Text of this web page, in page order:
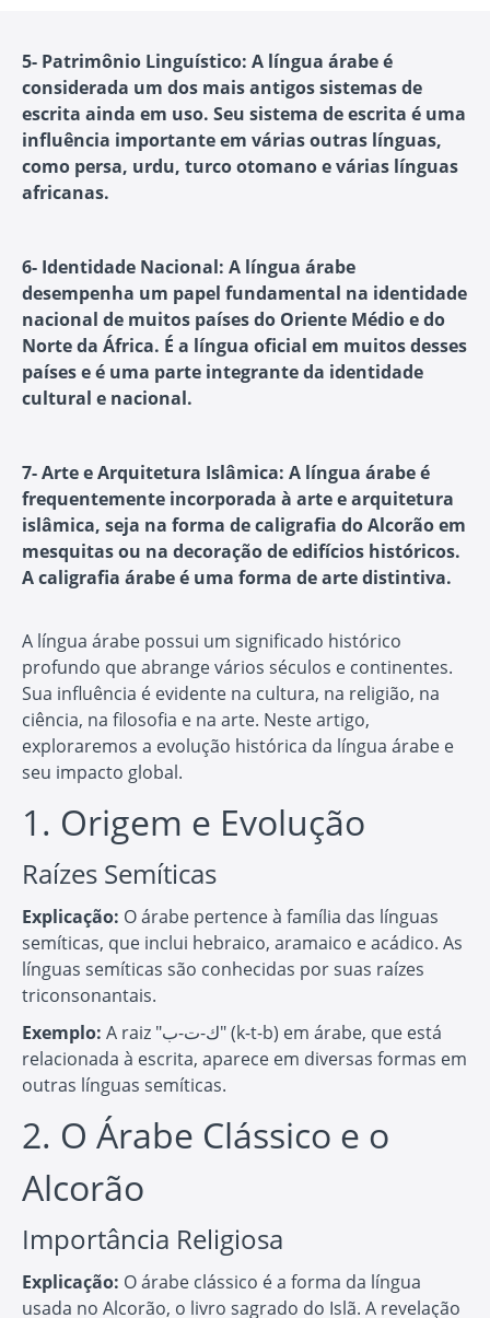
5- Patrimônio Linguístico: A língua árabe é
considerada um dos mais antigos sistemas de
escrita ainda em uso. Seu sistema de escrita é uma
influência importante em várias outras línguas,
como persa, urdu, turco otomano e várias línguas
africanas.
6- Identidade Nacional: A língua árabe
desempenha um papel fundamental na identidade
nacional de muitos países do Oriente Médio e do
Norte da África. É a língua oficial em muitos desses
países e é uma parte integrante da identidade
cultural e nacional.
7- Arte e Arquitetura Islâmica: A língua árabe é
frequentemente incorporada à arte e arquitetura
islâmica, seja na forma de caligrafia do Alcorão em
mesquitas ou na decoração de edifícios históricos.
A caligrafia árabe é uma forma de arte distintiva.
A língua árabe possui um significado histórico
profundo que abrange vários séculos e continentes.
Sua influência é evidente na cultura, na religião, na
ciência, na filosofia e na arte. Neste artigo,
exploraremos a evolução histórica da língua árabe e
seu impacto global.
1. Origem e Evolução
Raízes Semíticas
Explicação: O árabe pertence à família das línguas
semíticas, que inclui hebraico, aramaico e acádico. As
línguas semíticas são conhecidas por suas raízes
triconsonantais.
Exemplo: A raiz "ك-ت-ب" (k-t-b) em árabe, que está
relacionada à escrita, aparece em diversas formas em
outras línguas semíticas.
2. O Árabe Clássico e o
Alcorão
Importância Religiosa
Explicação: O árabe clássico é a forma da língua
usada no Alcorão, o livro sagrado do Islã. A revelação